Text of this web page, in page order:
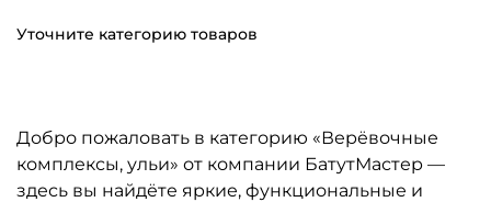
Уточните категорию товаров
Добро пожаловать в категорию «Верёвочные
комплексы, ульи» от компании БатутМастер —
здесь вы найдёте яркие, функциональные и